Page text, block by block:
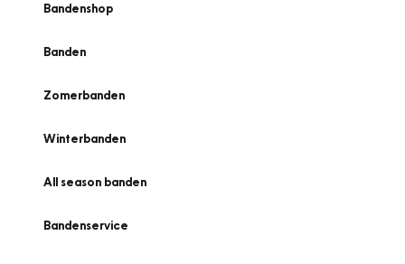
Bandenshop
Banden
Zomerbanden
Winterbanden
All season banden
Bandenservice